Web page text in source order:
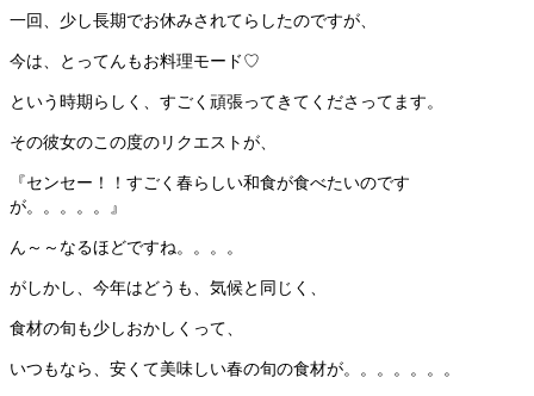
一回、少し長期でお休みされてらしたのですが、
今は、とってんもお料理モード♡
という時期らしく、すごく頑張ってきてくださってます。
その彼女のこの度のリクエストが、
『センセー！！すごく春らしい和食が食べたいのです
が。。。。。』
ん～～なるほどですね。。。。
がしかし、今年はどうも、気候と同じく、
食材の旬も少しおかしくって、
いつもなら、安くて美味しい春の旬の食材が。。。。。。。